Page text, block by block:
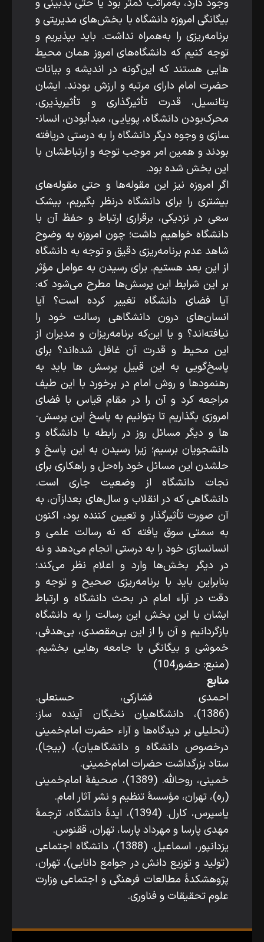
بیگانگی امروزه دانشگاه با بخش‌های مدیریتی و
برنامه‌ریزی را به‌همراه نداشت. باید بپذیریم و
توجه کنیم که دانشگاه‌های امروز همان محیط‌
هایی هستند که این‌گونه در اندیشه و بیانات
حضرت امام دارای مرتبه و ارزش بودند. ایشان
پتانسیل، قدرت تأثیرگذاری و تأثیرپذیری،
محرک‌بودن دانشگاه، پویایی، مبدأبودن، انسان­
سازی و وجوه دیگر دانشگاه را به­ درستی دریافته
بودند و همین امر موجب توجه و ارتباطشان با
این بخش شده بود.
اگر امروزه نیز این مقوله‌ها و حتی مقوله‌های
بیشتری را برای دانشگاه درنظر بگیریم، بی­شک
سعی در نزدیکی، برقراری ارتباط و حفظ آن با
دانشگاه خواهیم داشت؛ چون امروزه به ­وضوح
شاهد عدم برنامه‌ریزی دقیق و توجه به دانشگاه
از این بعد هستیم. برای رسیدن به عوامل مؤثر
بر این شرایط این پرسش‌ها مطرح می‌شود که:
آیا فضای دانشگاه تغییر کرده­ است؟ آیا
انسان‌های درون دانشگاهی رسالت خود را
نیافته‌اند؟ و یا این‌که برنامه‌ریزان و مدیران از
این محیط و قدرت آن غافل شده‌اند؟ برای
پاسخ‌گویی به این­ قبیل پرسش­ ها باید به
رهنمودها و روش امام در برخورد با این طیف
مراجعه کرد و آن را در مقام قیاس با فضای
امروزی بگذاریم تا بتوانیم به پاسخ این پرسش­
ها و دیگر مسائل روز در رابطه با دانشگاه و
دانشجویان برسیم؛ زیرا رسیدن به این پاسخ و
حل­شدن این مسائل خود راه‌حل و راهکاری برای
نجات دانشگاه از وضعیت جاری است.
دانشگاهی که در انقلاب و سال‌های بعدازآن، به
آن­ صورت تأثیرگذار و تعیین­ کننده بود، اکنون
به­ سمتی سوق یافته که نه رسالت علمی و
انسان­سازی خود را به­ درستی انجام می‌دهد و نه
در دیگر بخش‌ها وارد و اعلام نظر می‌کند؛
بنابراین باید با برنامه‌ریزی صحیح و توجه و
دقت در آراء امام در بحث دانشگاه و ارتباط
ایشان با این بخش این رسالت را به دانشگاه
بازگردانیم و آن را از این بی‌مقصدی، بی‌هدفی،
خموشی و بیگانگی با جامعه رهایی بخشیم.
(منبع: حضور104)
منابع
احمدی فشارکی، حسن­علی.
(1386)، دانشگاهیان نخبگان آینده ­ساز:
(تحلیلی بر دیدگاه‌ها و آراء حضرت امام‌خمینی
درخصوص دانشگاه و دانشگاهیان)، (بی­جا)،
ستاد بزرگداشت حضرات امام‌خمینی.
خمینی، روح­الله. (1389)، صحیفۀ امام‌خمینی
(ره)، تهران، مؤسسۀ تنظیم و نشر آثار امام.
یاسپرس، کارل. (1394)، ایدۀ دانشگاه، ترجمۀ
مهدی پارسا و مهرداد پارسا، تهران، ققنوس.
یزدان­پور، اسماعیل. (1388)، دانشگاه اجتماعی
(تولید و توزیع دانش در جوامع دانایی)، تهران،
پژوهشکدۀ مطالعات فرهنگی و اجتماعی وزارت
علوم تحقیقات و فناوری.